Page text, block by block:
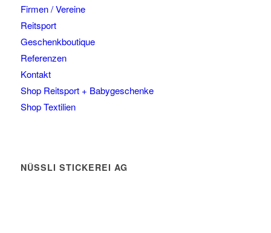
Firmen / Vereine
Reitsport
Geschenkboutique
Referenzen
Kontakt
Shop Reitsport + Babygeschenke
Shop Textilien
NÜSSLI STICKEREI AG